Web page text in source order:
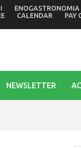
volante di
ENOGASTRONOMIA
CALENDAR PAY
NEWSLETTER